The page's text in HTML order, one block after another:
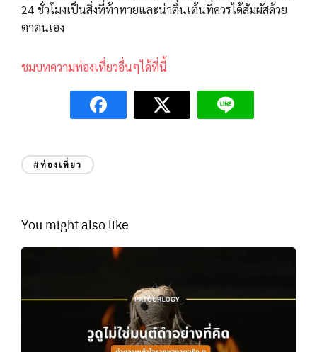
24 ชั่วโมงเป็นสิ่งที่ท้าทายและน่าตื่นเต้นที่ควรได้สัมผัสด้วย
ตาตนเอง
ชมบทความท่องเที่ยวอื่นๆได้ที่นี้
#ท่องเที่ยว
You might also like